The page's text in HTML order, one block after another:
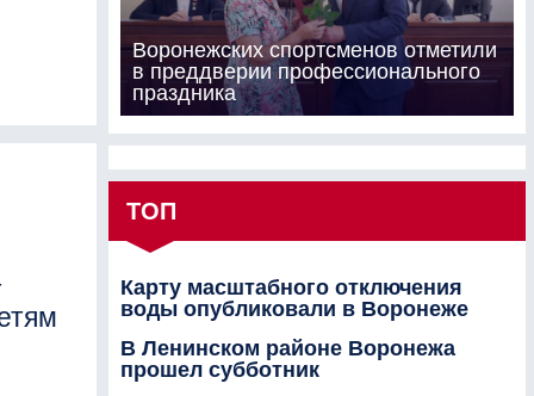
Воронежских спортсменов отметили
в преддверии профессионального
праздника
ТОП
Карту масштабного отключения
воды опубликовали в Воронеже
В Ленинском районе Воронежа
прошел субботник